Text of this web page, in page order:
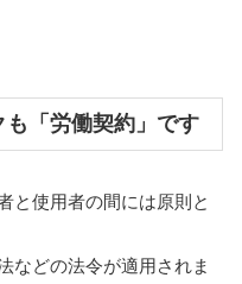
「労働契約」です
と使用者の間には原則と
などの法令が適用されま